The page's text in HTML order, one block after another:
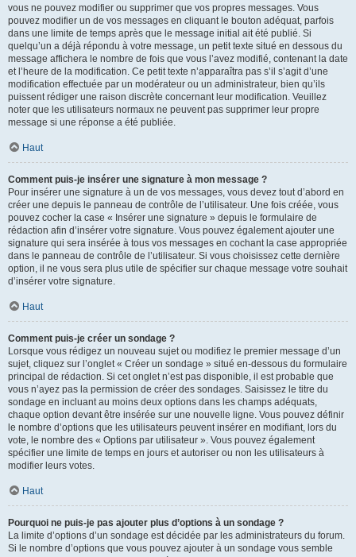
vous ne pouvez modifier ou supprimer que vos propres messages. Vous
pouvez modifier un de vos messages en cliquant le bouton adéquat, parfois
dans une limite de temps après que le message initial ait été publié. Si
quelqu’un a déjà répondu à votre message, un petit texte situé en dessous du
message affichera le nombre de fois que vous l’avez modifié, contenant la date
et l’heure de la modification. Ce petit texte n’apparaîtra pas s’il s’agit d’une
modification effectuée par un modérateur ou un administrateur, bien qu’ils
puissent rédiger une raison discrète concernant leur modification. Veuillez
noter que les utilisateurs normaux ne peuvent pas supprimer leur propre
message si une réponse a été publiée.
Haut
Comment puis-je insérer une signature à mon message ?
Pour insérer une signature à un de vos messages, vous devez tout d’abord en
créer une depuis le panneau de contrôle de l’utilisateur. Une fois créée, vous
pouvez cocher la case « Insérer une signature » depuis le formulaire de
rédaction afin d’insérer votre signature. Vous pouvez également ajouter une
signature qui sera insérée à tous vos messages en cochant la case appropriée
dans le panneau de contrôle de l’utilisateur. Si vous choisissez cette dernière
option, il ne vous sera plus utile de spécifier sur chaque message votre souhait
d’insérer votre signature.
Haut
Comment puis-je créer un sondage ?
Lorsque vous rédigez un nouveau sujet ou modifiez le premier message d’un
sujet, cliquez sur l’onglet « Créer un sondage » situé en-dessous du formulaire
principal de rédaction. Si cet onglet n’est pas disponible, il est probable que
vous n’ayez pas la permission de créer des sondages. Saisissez le titre du
sondage en incluant au moins deux options dans les champs adéquats,
chaque option devant être insérée sur une nouvelle ligne. Vous pouvez définir
le nombre d’options que les utilisateurs peuvent insérer en modifiant, lors du
vote, le nombre des « Options par utilisateur ». Vous pouvez également
spécifier une limite de temps en jours et autoriser ou non les utilisateurs à
modifier leurs votes.
Haut
Pourquoi ne puis-je pas ajouter plus d’options à un sondage ?
La limite d’options d’un sondage est décidée par les administrateurs du forum.
Si le nombre d’options que vous pouvez ajouter à un sondage vous semble